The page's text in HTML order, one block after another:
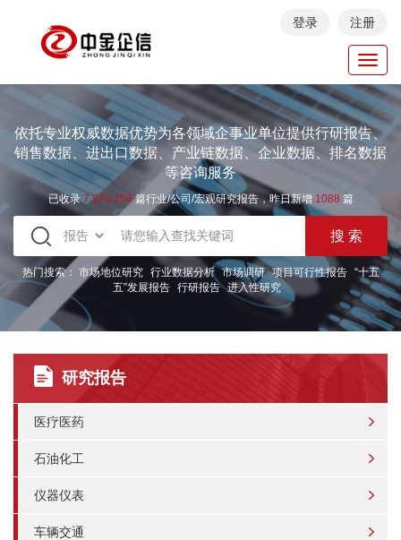
登录 注册
依托专业权威数据优势为各领域企事业单位提供行研报告、
销售数据、进出口数据、产业链数据、企业数据、排名数据
等咨询服务
已收录7.973.258篇行业/公司/宏观研究报告，昨日新增 1088 篇
热门搜索： 市场地位研究 行业数据分析 市场调研 项目可行性报告
“十五
五”发展报告 行研报告 进入性研究
研究报告
医疗医药
石油化工
仪器仪表
车辆交通